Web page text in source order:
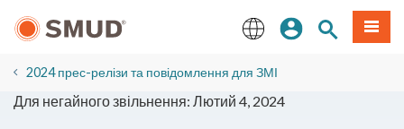
до
змісту
Увійдіть
Пошук по
Меню
2024 прес-релізи та повідомлення для ЗМІ
Для негайного звільнення: Лютий 4, 2024